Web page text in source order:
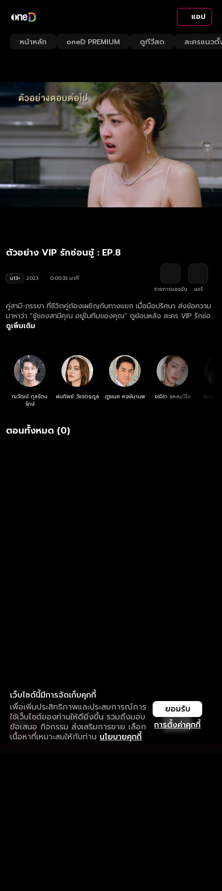
แอป
หน้าหลัก oneD PREMIUM ดูทีวีสด ละครแนวตั้
ตัวอย่าง VIP รักซ่อนชู้ : EP.8
น13+ 2023
0:00:33 นาที
รายการของฉัน
แชร์
คู่สามี-ภรรยา ที่ชีวิตคู่ต้องเผชิญกับทางแยก เมื่อมือปริศนา ส่งข้อความ
มาหาว่า “ชู้ของสามีคุณ อยู่ในทีมของคุณ” ดูย้อนหลัง ละคร VIP รักซ่อน
ชู้ ครบทุกตอน ฟรี! ที่แรก ที่เดียว ทางเว็บไซต์และแอปฯ oneD.net
ดูเพิ่มเติม
ณวัฒน์ กุลรัตน
รักษ์
ฝนทิพย์ วัชรตระกูล ภูธเนศ หงษ์มานพ อรจิรา แหลมวิไล อัครัฐ
ตอนทั้งหมด (0)
เว็บไซต์นี้มีการจัดเก็บคุกกี้
เพื่อเพิ่มประสิทธิภาพและประสบการณ์การ
ใช้เว็บไซต์ของท่านให้ดียิ่งขึ้น รวมถึงมอบ
ข้อเสนอ กิจกรรม ส่งเสริมการขาย เลือก
เนื้อหาที่เหมาะสมให้กับท่าน นโยบายคุกกี้
การตั้งค่าคุกกี้
ยอมรับ
ใช้งานแอป ลื่นไหลกว่า ไม่มีสะดุด
ดาวน์โหลดแอปเพื่อการรับชมที่ดีกว่า เปิด